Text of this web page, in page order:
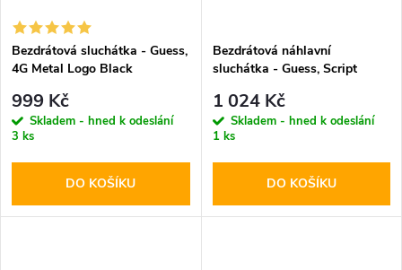
ů
Bezdrátová sluchátka - Guess,
4G Metal Logo Black
999 Kč
Skladem - hned k odeslání
3 ks
DO KOŠÍKU
Bezdrátová náhlavní
sluchátka - Guess, Script
1 024 Kč
Skladem - hned k odeslání
1 ks
DO KOŠÍKU